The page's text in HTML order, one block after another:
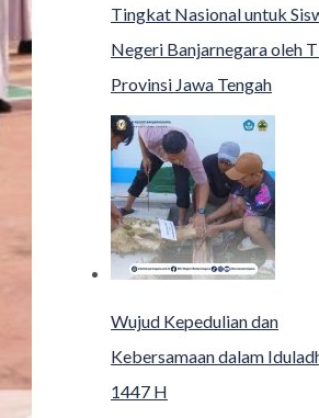
Tingkat Nasional untuk
Negeri Banjarnegara oleh
Provinsi Jawa Tengah
Wujud Kepedulian dan
Kebersamaan dalam
1447 H